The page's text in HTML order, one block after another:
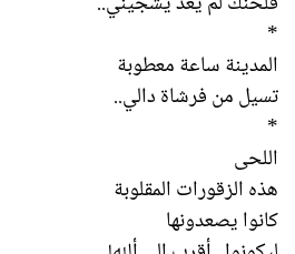
*
المدينة ساعة معطوبة
تسيل من فرشاة دالي..
*
اللحى
هذه الزقورات المقلوبة
كانوا يصعدونها